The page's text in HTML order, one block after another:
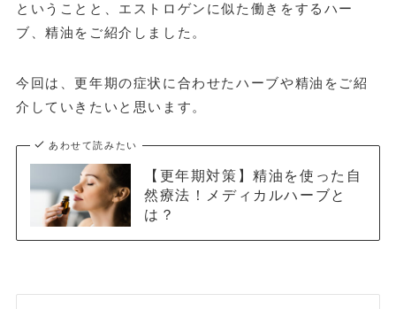
ということと、エストロゲンに似た働きをするハー
ブ、精油をご紹介しました。
今回は、更年期の症状に合わせたハーブや精油をご紹
介していきたいと思います。
あわせて読みたい
【更年期対策】精油を使った自
然療法！メディカルハーブと
は？